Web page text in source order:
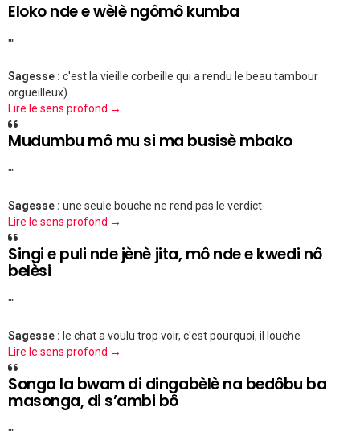
Eloko nde e wèlè ngômô kumba
""
Sagesse : c'est la vieille corbeille qui a rendu le beau tambour
orgueilleux)
Lire le sens profond →
Mudumbu mô mu si ma busisè mbako
""
Sagesse : une seule bouche ne rend pas le verdict
Lire le sens profond →
Singi e puli nde jènè jita, mô nde e kwedi nô
belèsi
""
Sagesse : le chat a voulu trop voir, c'est pourquoi, il louche
Lire le sens profond →
Songa la bwam di dingabèlè na bedôbu ba
masonga, di s’ambi bô
""